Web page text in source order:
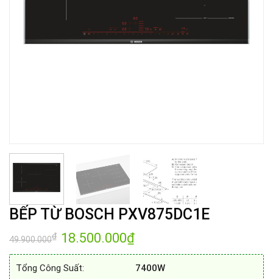
BẾP TỪ BOSCH PXV875DC1E
49.900.000₫ Giá
gốc
là:
49.900.000₫.
18.500.000₫Giá
tại
18.500.000₫.
Tổng Công Suất:
7400W